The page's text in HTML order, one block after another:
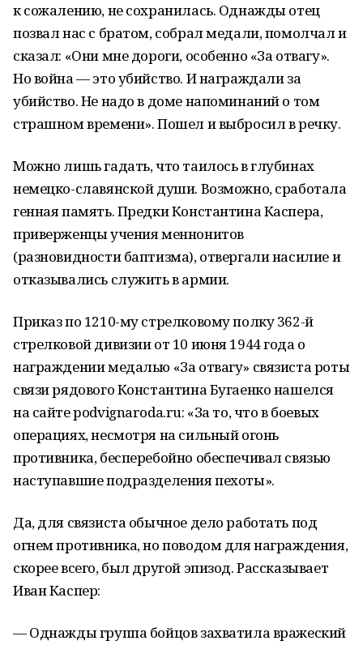
к сожалению, не сохранилась. Однажды отец
позвал нас с братом, собрал медали, помолчал и
сказал: «Они мне дороги, особенно «За отвагу».
Но война — это убийство. И награждали за
убийство. Не надо в доме напоминаний о том
страшном времени». Пошел и выбросил в речку.
Можно лишь гадать, что таилось в глубинах
немецко-славянской души. Возможно, сработала
генная память. Предки Константина Каспера,
приверженцы учения меннонитов
(разновидности баптизма), отвергали насилие и
отказывались служить в армии.
Приказ по 1210-му стрелковому полку 362-й
стрелковой дивизии от 10 июня 1944 года о
награждении медалью «За отвагу» связиста роты
связи рядового Константина Бугаенко нашелся
на сайте podvignaroda.ru: «За то, что в боевых
операциях, несмотря на сильный огонь
противника, бесперебойно обеспечивал связью
наступавшие подразделения пехоты».
Да, для связиста обычное дело работать под
огнем противника, но поводом для награждения,
скорее всего, был другой эпизод. Рассказывает
Иван Каспер:
— Однажды группа бойцов захватила вражеский